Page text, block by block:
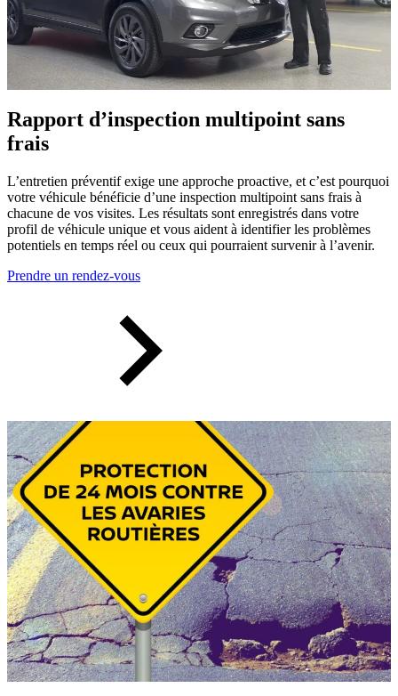
Rapport d’inspection multipoint sans
frais
L’entretien préventif exige une approche proactive, et c’est pourquoi
votre véhicule bénéficie d’une inspection multipoint sans frais à
chacune de vos visites. Les résultats sont enregistrés dans votre
profil de véhicule unique et vous aident à identifier les problèmes
potentiels en temps réel ou ceux qui pourraient survenir à l’avenir.
Prendre un rendez-vous